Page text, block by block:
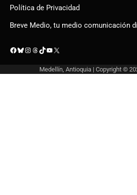
Política de Privacidad
Breve Medio, tu medio comunicación
Facebook
Bluesky
Instagram
Threads
TikTok
YouTube
X
Medellín, Antioquia | Copyright ©